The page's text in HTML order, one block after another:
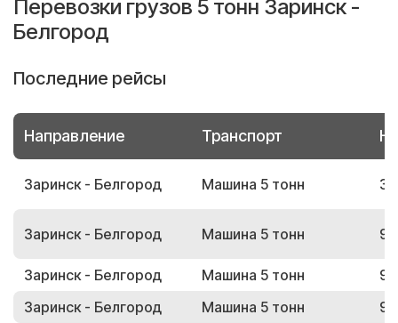
Перевозки грузов 5 тонн Заринск -
Белгород
Последние рейсы
Направление Транспорт
Заринск - Белгород Машина 5 тонн
Заринск - Белгород Машина 5 тонн
Заринск - Белгород Машина 5 тонн
Заринск - Белгород
Машина 5 тонн